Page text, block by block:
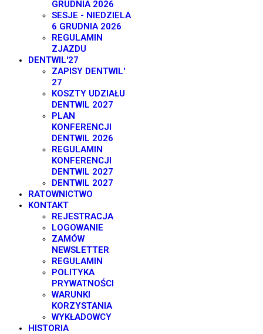
GRUDNIA 2026
SESJE - NIEDZIELA
6 GRUDNIA 2026
REGULAMIN
ZJAZDU
DENTWIL'27
ZAPISY DENTWIL'
27
KOSZTY UDZIAŁU
DENTWIL 2027
PLAN
KONFERENCJI
DENTWIL 2026
REGULAMIN
KONFERENCJI
DENTWIL 2027
DENTWIL 2027
RATOWNICTWO
KONTAKT
REJESTRACJA
LOGOWANIE
ZAMÓW
NEWSLETTER
REGULAMIN
POLITYKA
PRYWATNOŚCI
WARUNKI
KORZYSTANIA
WYKŁADOWCY
HISTORIA